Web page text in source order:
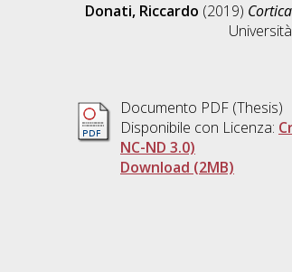
Donati, Riccardo (2019)
Documento PDF (Thesis)
Disponibile con Licenza:
NC-ND 3.0)
Download (2MB)